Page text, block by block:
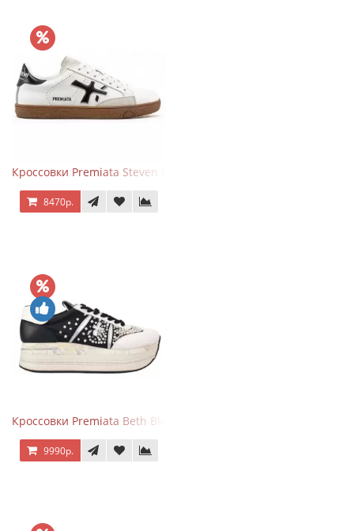
Кроссовки Premiata Steven White Black
8470р.
Кроссовки Premiata Beth Black White
9990р.